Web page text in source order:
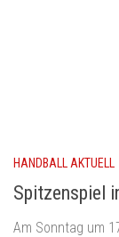
HANDBALL AKTUELL
Spitzenspiel
Am Sonntag um